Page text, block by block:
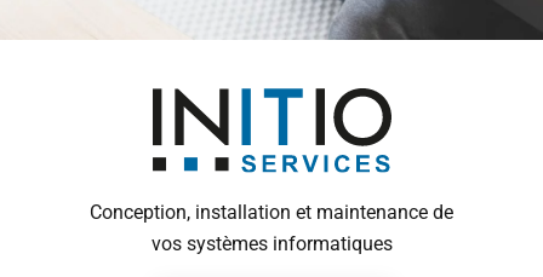
Conception, installation et maintenance de
vos systèmes informatiques